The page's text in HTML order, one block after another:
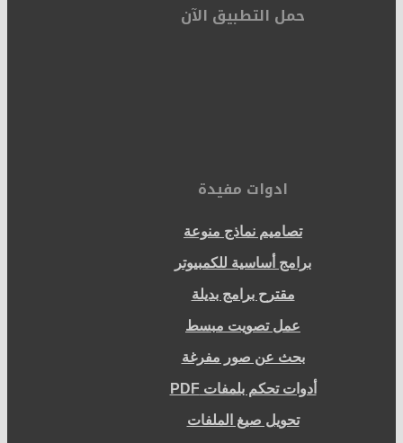
حمل التطبيق الآن
ادوات مفيدة
تصاميم نماذج منوعة
برامج أساسية للكمبيوتر
مقترح برامج بديلة
عمل تصويت مبسط
بحث عن صور مفرغة
أدوات تحكم بلمفات PDF
تحويل صيغ الملفات